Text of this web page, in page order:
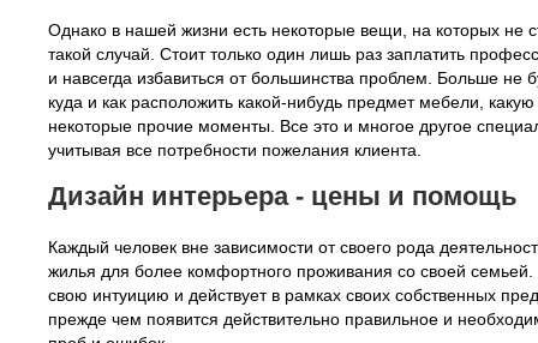
Однако в нашей жизни есть некоторые вещи, на которых не
такой случай. Стоит только один лишь раз заплатить
и навсегда избавиться от большинства проблем. Больше не
куда и как расположить какой-нибудь предмет мебели,
некоторые прочие моменты. Все это и многое другое
учитывая все потребности пожелания клиента.
Дизайн интерьера - цены и помощь
Каждый человек вне зависимости от своего рода
жилья для более комфортного проживания со своей
свою интуицию и действует в рамках своих собственных
прежде чем появится действительно правильное и